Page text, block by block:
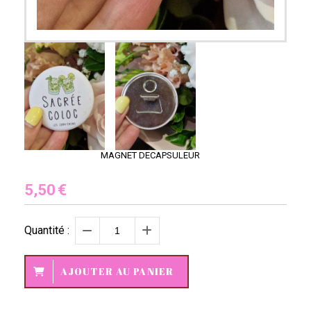
MAGNET DECAPSULEUR
5,50 €
Quantité :
AJOUTER AU PANIER